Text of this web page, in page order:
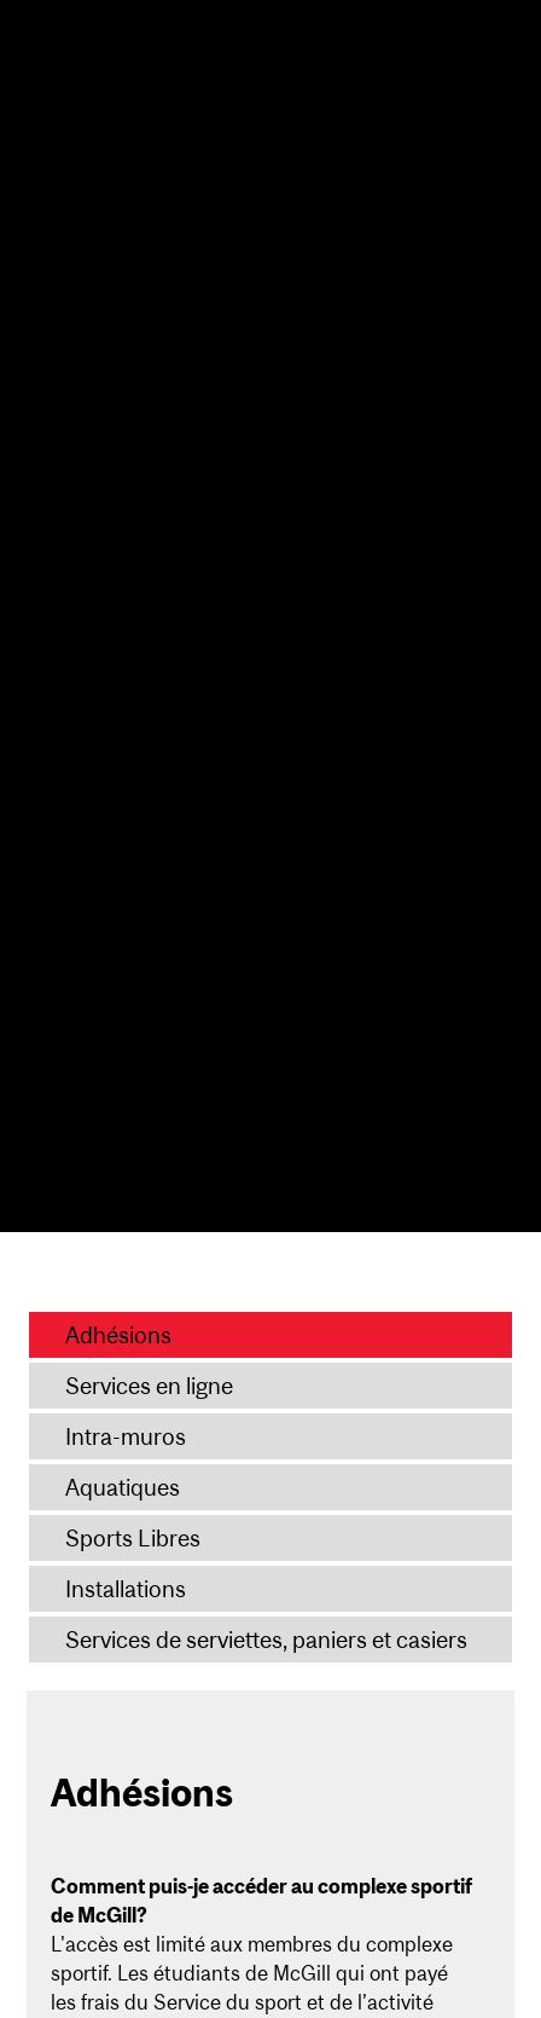
Adhésions
Services en ligne
Intra-muros
Aquatiques
Sports Libres
Installations
Services de serviettes, paniers et casiers
Adhésions
Comment puis-je accéder au complexe sportif
de McGill?
L'accès est limité aux membres du complexe
sportif. Les étudiants de McGill qui ont payé
les frais du Service du sport et de l’activité